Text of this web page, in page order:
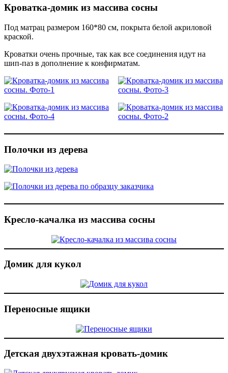
Кроватка-домик из массива сосны
Под матрац размером 160*80 см, покрыта белой акриловой
краской.
Кроватки очень прочные, так как все соединения идут на
шип-паз в дополнение к конфирматам.
Полочки из дерева
Кресло-качалка из массива сосны
Домик для кукол
Переносные ящики
Детская двухэтажная кровать-домик